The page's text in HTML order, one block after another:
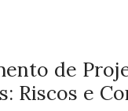
de
Riscos e